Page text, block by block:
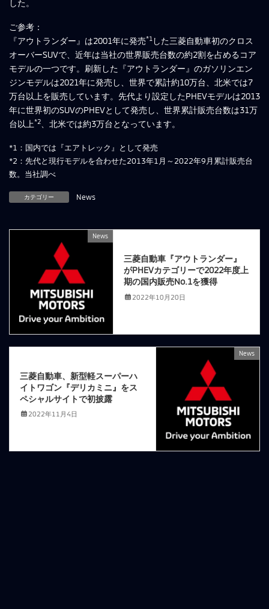
した。
ご参考：
『アウトランダー』は2001年に発売*1 した三菱自動車初のクロス
オーバーSUVで、近年は当社の世界販売台数の約2割を占めるコア
モデルの一つです。刷新した『アウトランダー』のガソリンエン
ジンモデルは2021年に発売し、世界で累計約10万台、北米では7
万台以上を販売しています。先代より設定したPHEVモデルは2013
年に世界初のSUVのPHEVとして発売し、世界累計販売台数は31万
台以上*2 、北米では約3万台となっています。
*1：国内では『エアトレック』として発売
*2：先代と現行モデルを合わせた2013年1月～2022年9月累計販売台
数。当社調べ
カテゴリー News
News
三菱自動車『アウトランダー』
がPHEVカテゴリーで2022年度上
期の国内販売No.1を獲得
2022年10月20日
News
三菱自動車、新型軽スーパーハ
イトワゴン『デリカミニ』をス
ペシャルサイトで初披露
2022年11月4日